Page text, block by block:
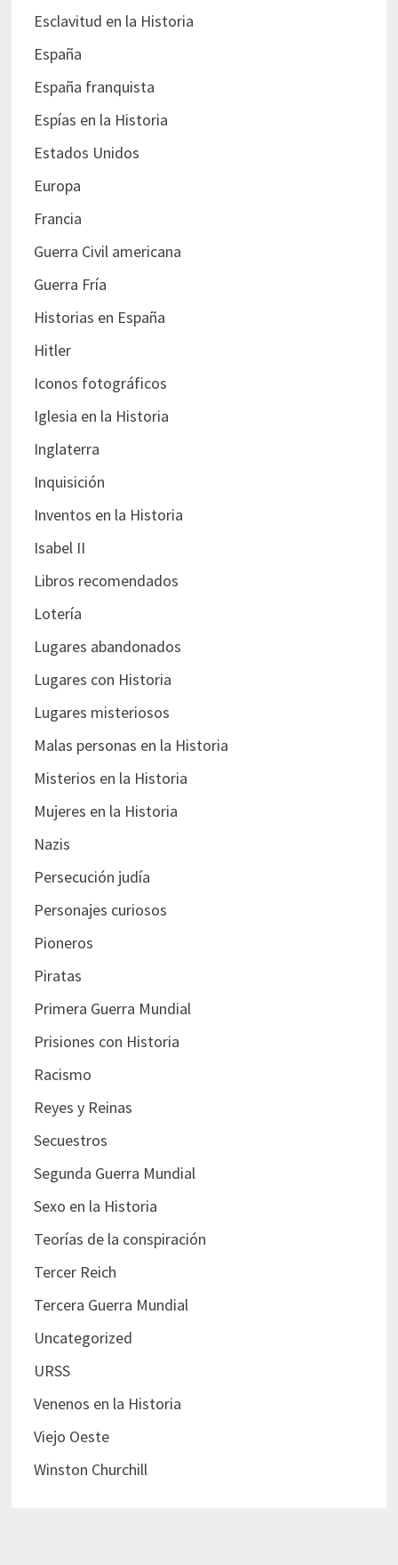
Esclavitud en la Historia
España
España franquista
Espías en la Historia
Estados Unidos
Europa
Francia
Guerra Civil americana
Guerra Fría
Historias en España
Hitler
Iconos fotográficos
Iglesia en la Historia
Inglaterra
Inquisición
Inventos en la Historia
Isabel II
Libros recomendados
Lotería
Lugares abandonados
Lugares con Historia
Lugares misteriosos
Malas personas en la Historia
Misterios en la Historia
Mujeres en la Historia
Nazis
Persecución judía
Personajes curiosos
Pioneros
Piratas
Primera Guerra Mundial
Prisiones con Historia
Racismo
Reyes y Reinas
Secuestros
Segunda Guerra Mundial
Sexo en la Historia
Teorías de la conspiración
Tercer Reich
Tercera Guerra Mundial
Uncategorized
URSS
Venenos en la Historia
Viejo Oeste
Winston Churchill